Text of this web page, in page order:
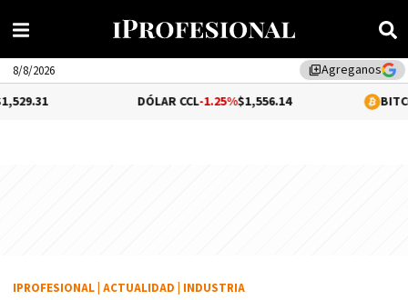
library_addAgreganos
8/8/2026
-1.25%$1,556.14 0.99%
IPROFESIONAL ACTUALIDAD INDUSTRIA